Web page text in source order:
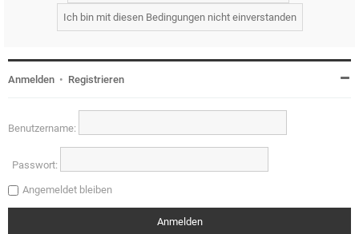
Anmelden • Registrieren
Benutzername:
Passwort:
Angemeldet bleiben